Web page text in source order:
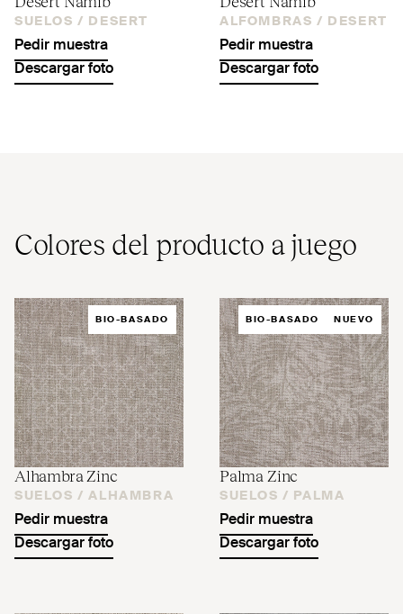
SUELOS / DESERT
Pedir muestra
Descargar foto
ALFOMBRAS / DESERT
Pedir muestra
Descargar foto
Colores del producto a juego
BIO-BASADO
Alhambra Zinc
SUELOS / ALHAMBRA
Pedir muestra
Descargar foto
BIO-BASADO NUEVO
Palma Zinc
SUELOS / PALMA
Pedir muestra
Descargar foto